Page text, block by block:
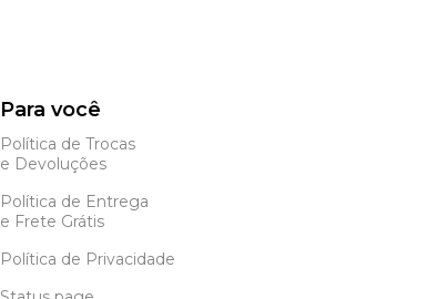
Para você
Política de Trocas
e Devoluções
Política de Entrega
e Frete Grátis
Política de Privacidade